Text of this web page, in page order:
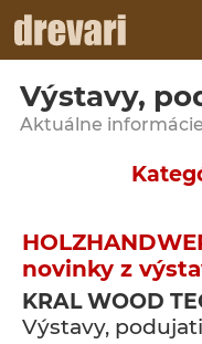
Výstavy,
Aktuálne
novinky z
KRAL WOOD
Výstavy,